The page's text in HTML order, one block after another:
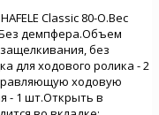
Classic 80-O.Вес
демпфера.Объем
без
для ходового ролика - 2
ходовую
- 1 шт.Открыть в